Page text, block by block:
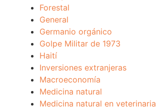
Forestal
General
Germanio orgánico
Golpe Militar de 1973
Haití
Inversiones extranjeras
Macroeconomía
Medicina natural
Medicina natural en veterinaria